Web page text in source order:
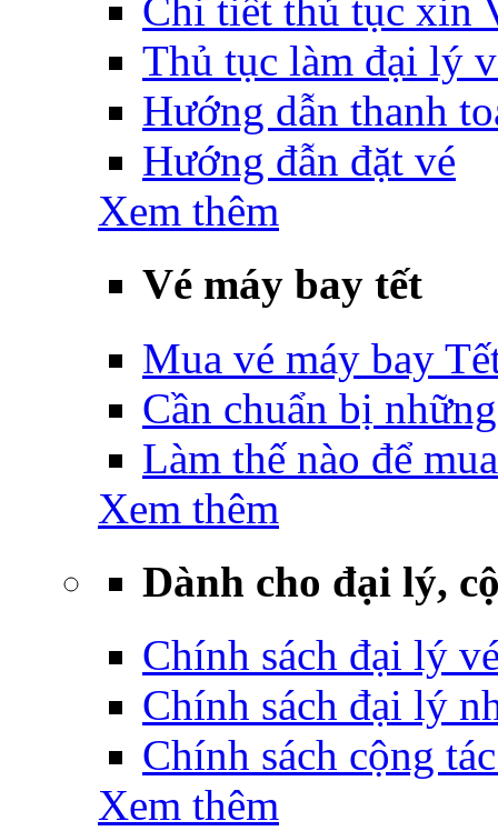
Chi tiết thủ tục xin
Thủ tục làm đại lý
Hướng dẫn thanh
Hướng đẫn đặt vé
Xem thêm
Vé máy bay tết
Mua vé máy bay
Cần chuẩn bị
Làm thế nào để
Xem thêm
Dành cho đại lý,
Chính sách đại lý
Chính sách đại lý
Chính sách cộng
Xem thêm